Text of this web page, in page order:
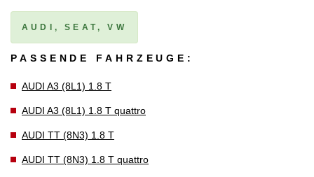
AUDI, SEAT, VW
PASSENDE FAHRZEUGE:
AUDI A3 (8L1) 1.8 T
AUDI A3 (8L1) 1.8 T quattro
AUDI TT (8N3) 1.8 T
AUDI TT (8N3) 1.8 T quattro